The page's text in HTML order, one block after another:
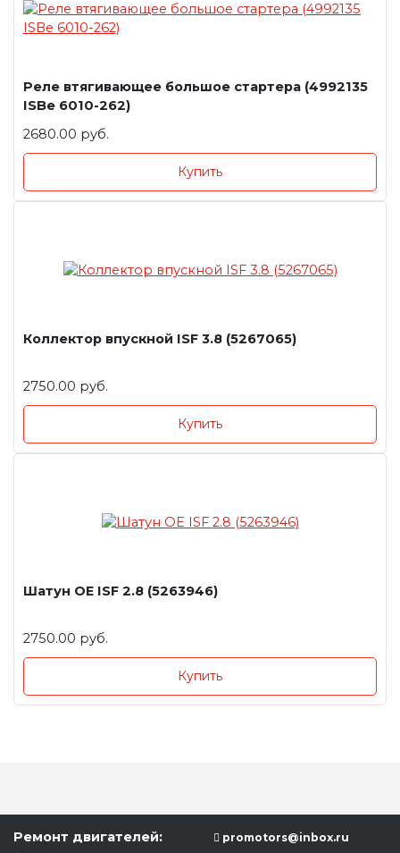
Реле втягивающее большое стартера (4992135
ISBe 6010-262)
2680.00 руб.
Купить
Коллектор впускной ISF 3.8 (5267065)
2750.00 руб.
Купить
Шатун OE ISF 2.8 (5263946)
2750.00 руб.
Купить
Ремонт двигателей:
promotors@inbox.ru